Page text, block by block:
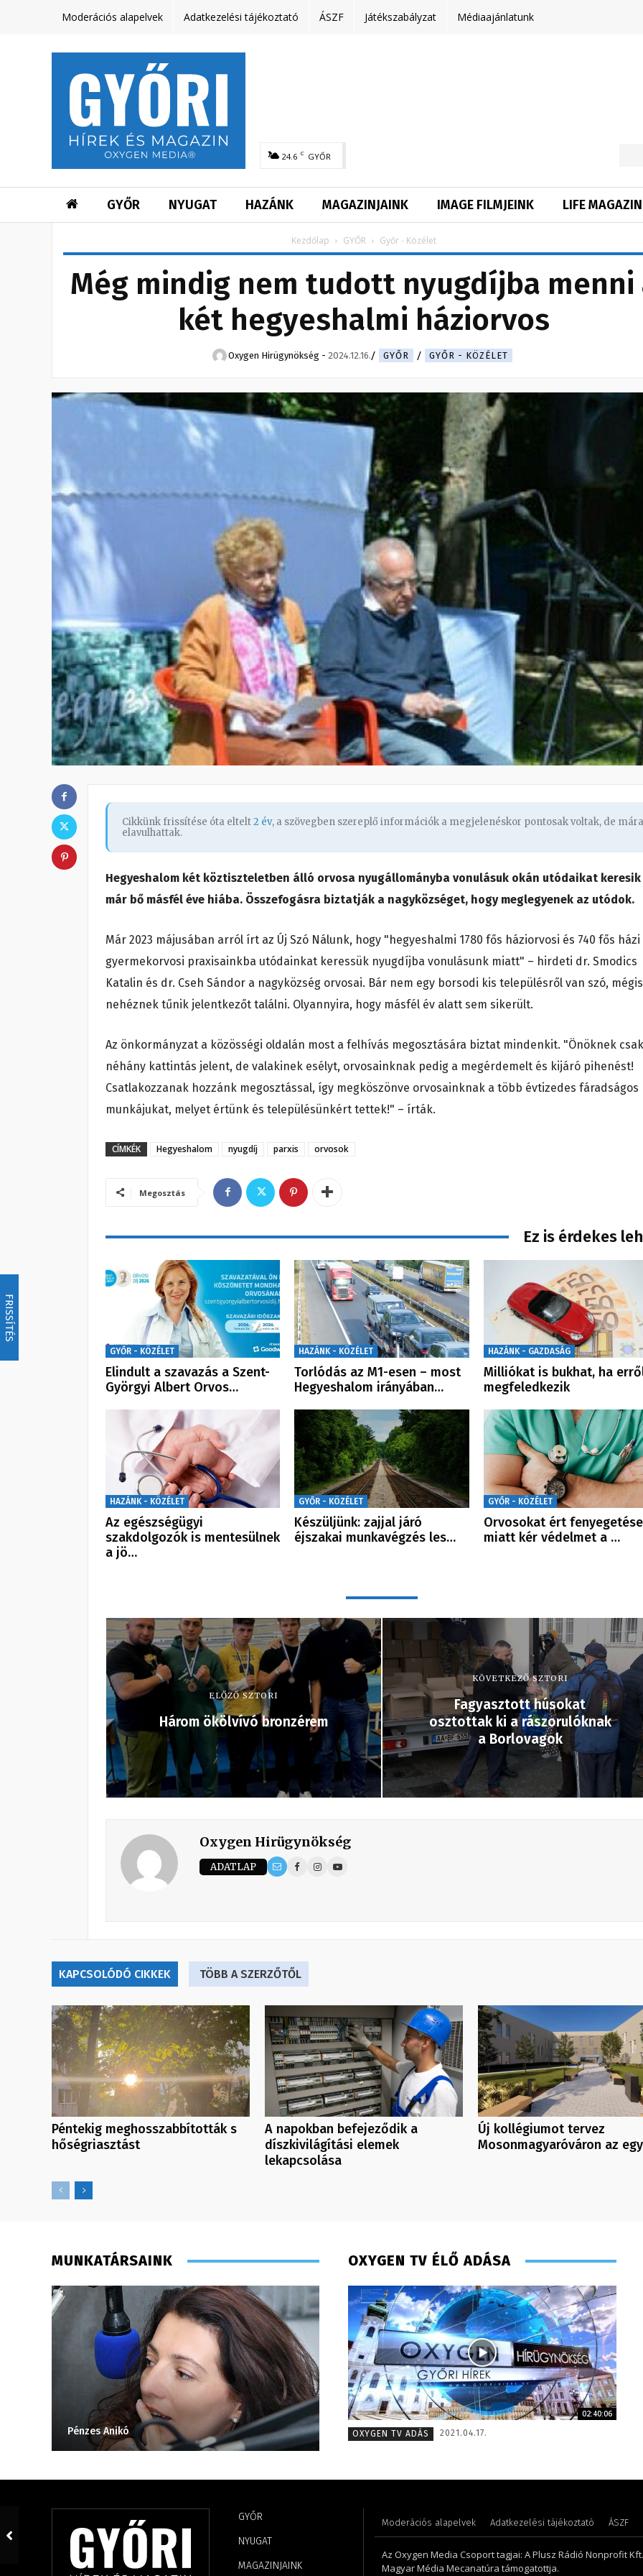
FRISSÍTÉS
Moderációs alapelvek Adatkezelési tájékoztató ÁSZF Játékszabályzat Médiaajánlatunk
24.6 C GYŐR
GYŐR NYUGAT HAZÁNK MAGAZINJAINK IMAGE FILMJEINK LIFE MAGAZIN
Kezdőlap GYŐR Győr - Közélet
Még mindig nem tudott nyugdíjba menni
két hegyeshalmi háziorvos
Oxygen Hirügynökség - 2024.12.16. GYŐR GYŐR - KÖZÉLET
Cikkünk frissítése óta eltelt2 év, a szövegben szereplő információk a megjelenéskor pontosak voltak, de mára
elavulhattak.
Hegyeshalom két köztiszteletben álló orvosa nyugállományba vonulásuk okán utódaikat keresik
már bő másfél éve hiába. Összefogásra biztatják a nagyközséget, hogy meglegyenek az utódok.
Már 2023 májusában arról írt az Új Szó Nálunk, hogy "hegyeshalmi 1780 fős háziorvosi és 740 fős házi
gyermekorvosi praxisainkba utódainkat keressük nyugdíjba vonulásunk miatt" – hirdeti dr. Smodics
Katalin és dr. Cseh Sándor a nagyközség orvosai. Bár nem egy borsodi kis településről van szó, mégis
nehéznek tűnik jelentkezőt találni. Olyannyira, hogy másfél év alatt sem sikerült.
Az önkormányzat a közösségi oldalán most a felhívás megosztására biztat mindenkit. "Önöknek csak
néhány kattintás jelent, de valakinek esélyt, orvosainknak pedig a megérdemelt és kijáró pihenést!
Csatlakozzanak hozzánk megosztással, így megköszönve orvosainknak a több évtizedes fáradságos
munkájukat, melyet értünk és településünkért tettek!" – írták.
CÍMKÉK Hegyeshalom nyugdíj parxis orvosok
Megosztás
Ez is érdekes
GYŐR - KÖZÉLET
Elindult a szavazás a Szent-
Györgyi Albert Orvos…
HAZÁNK - KÖZÉLET
Torlódás az M1-esen – most
Hegyeshalom irányában…
HAZÁNK - GAZDASÁG
Milliókat is bukhat, ha
megfeledkezik
HAZÁNK - KÖZÉLET
Az egészségügyi
szakdolgozók is mentesülnek
a jö…
GYŐR - KÖZÉLET
Készüljünk: zajjal járó
éjszakai munkavégzés les…
GYŐR - KÖZÉLET
Orvosokat ért
miatt kér védelmet a …
ELŐZŐ SZTORI
Három ökölvívó bronzérem
KÖVETKEZŐ SZTORI
Fagyasztott húsokat
osztottak ki a rászorulóknak
a Borlovagok
Oxygen Hirügynökség
ADATLAP
KAPCSOLÓDÓ CIKKEK TÖBB A SZERZŐTŐL
Péntekig meghosszabbították s
hőségriasztást
A napokban befejeződik a
díszkivilágítási elemek
lekapcsolása
Új kollégiumot tervez
Mosonmagyaróváron az
MUNKATÁRSAINK
Pénzes Anikó Horváth Ferenc – operatőr-vágó – 2020
OXYGEN TV ÉLŐ ADÁSA
02:40:06
OXYGEN TV ADÁS
2021.04.17.
GYŐR
NYUGAT
MAGAZINJAINK
Moderációs alapelvek Adatkezelési tájékoztató ÁSZF
Az Oxygen Media Csoport tagjai: A Plusz Rádió Nonprofit
Magyar Média Mecanatúra támogatottja.